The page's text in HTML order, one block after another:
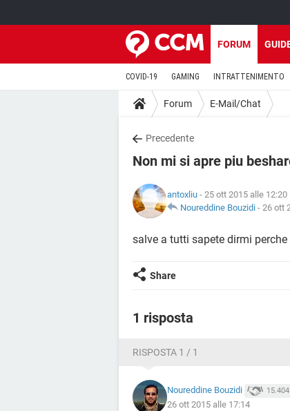
FORUM
COVID-19 GAMING INTRATTENIMENTO
Forum E-Mail/Chat
Precedente
Non mi si apre piu
antoxliu - 25 ott 2015 alle 12:20
Noureddine Bouzidi - 26 ott
salve a tutti sapete dirmi
Share
1 risposta
RISPOSTA 1 / 1
Noureddine Bouzidi 15.404
26 ott 2015 alle 17:14